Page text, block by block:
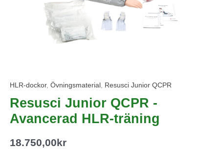
HLR-dockor, Övningsmaterial , Resusci Junior QCPR
Resusci Junior QCPR -
Avancerad HLR-träning
18.750,00kr